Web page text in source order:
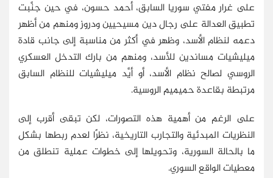
على غرار مفتي سوريا السابق، أحمد حسون، في حين جنَّبت
تطبيق العدالة على رجال دين مسيحيين ودروز ومنهم من أظهر
دعمه لنظام الأسد، وظهر في أكثر من مناسبة إلى جانب قادة
ميليشيات مساندين للأسد، ومنهم من بارك التدخل العسكري
الروسي لصالح نظام الأسد، أو أيَّد ميليشيات للنظام السابق
مرتبطة بقاعدة حميميم الروسية.
على الرغم من أهمية هذه التصورات، لكن تبقى أقرب إلى
النظريات المبدئية والتجارب التاريخية، نظرًا لعدم ربطها بشكل
ما بالحالة السورية، وتحويلها إلى خطوات عملية تنطلق من
معطيات الواقع السوري.